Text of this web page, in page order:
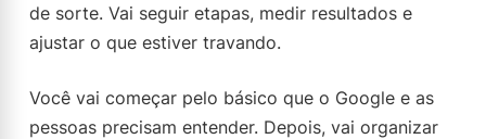
de sorte. Vai seguir etapas, medir resultados e
ajustar o que estiver travando.
Você vai começar pelo básico que o Google e as
pessoas precisam entender. Depois, vai organizar